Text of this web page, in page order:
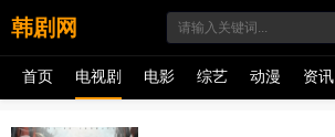
韩剧网
首页 电视剧 电影 综艺 动漫 资讯